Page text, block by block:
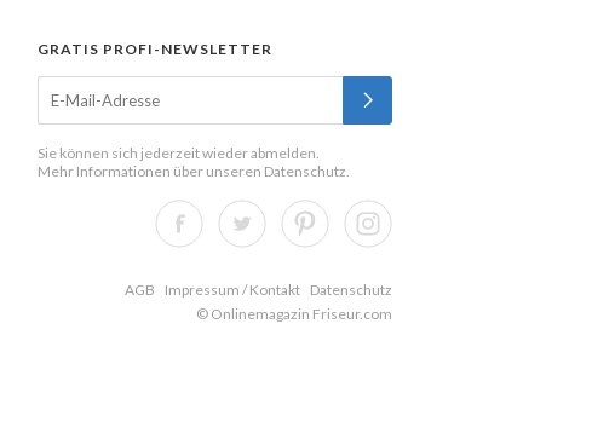
GRATIS PROFI-NEWSLETTER
Sie können sich jederzeit wieder abmelden.
Mehr Informationen über unseren Datenschutz.
AGB Impressum / Kontakt
Datenschutz
© Onlinemagazin Friseur.com